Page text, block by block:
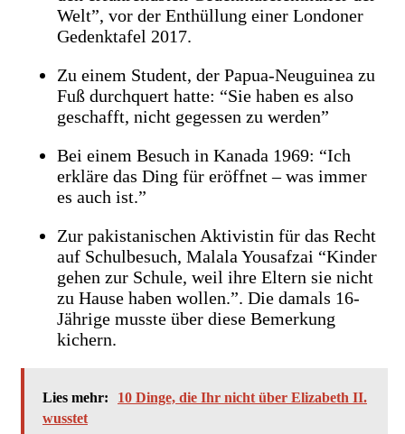
Welt”, vor der Enthüllung einer Londoner
Gedenktafel 2017.
Zu einem Student, der Papua-Neuguinea zu
Fuß durchquert hatte: “Sie haben es also
geschafft, nicht gegessen zu werden”
Bei einem Besuch in Kanada 1969: “Ich
erkläre das Ding für eröffnet – was immer
es auch ist.”
Zur pakistanischen Aktivistin für das Recht
auf Schulbesuch, Malala Yousafzai “Kinder
gehen zur Schule, weil ihre Eltern sie nicht
zu Hause haben wollen.”. Die damals 16-
Jährige musste über diese Bemerkung
kichern.
Lies mehr:
10 Dinge, die Ihr nicht über Elizabeth II.
wusstet